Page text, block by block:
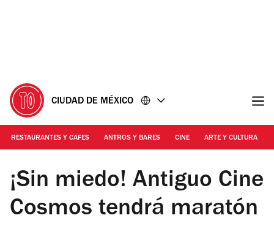
CIUDAD DE MÉXICO
RESTAURANTES Y CAFES ANTROS Y BARES CINE ARTE Y CULTURA
Foto: Cortesía Twitter
¡Sin miedo! Antiguo Cine
Cosmos tendrá maratón